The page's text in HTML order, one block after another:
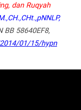
dan Ruqyah
BB 58640EF8,
01/15/hypn